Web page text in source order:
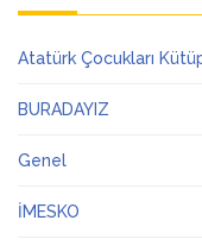
Atatürk Çocukları
BURADAYIZ
Genel
İMESKO